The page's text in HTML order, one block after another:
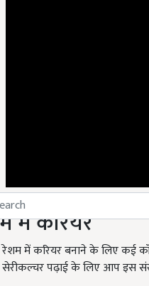
में करियर
रेशम में करियर बनाने के लिए कई
सेरीकल्चर पढ़ाई के लिए आप इस